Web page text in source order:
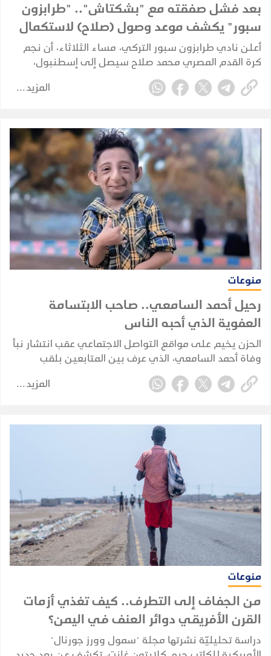
بعد فشل صفقته مع "بشكتاش".. "طرابزون
سبور" يكشف موعد وصول (صلاح) لاستكمال
إجراءات انتقاله
أعلن نادي طرابزون سبور التركي، مساء الثلاثاء، أن نجم
كرة القدم المصري محمد صلاح سيصل إلى إسطنبول،
الأربعاء، لاستكمال إجراءات انتقاله إلى صفوف الفريق، بعد
إعلان بدء مفاوضات التعاقد معه.
المزيد
منوعات
رحيل أحمد السامعي.. صاحب الابتسامة
العفوية الذي أحبه الناس
الحزن يخيم على مواقع التواصل الاجتماعي عقب انتشار نبأ
وفاة أحمد السامعي، الذي عرف بين المتابعين بلقب
"صاحب الابتسامة العفوية" لما اشتهر به من بساطة وروح
مرحة.
المزيد
منوعات
من الجفاف إلى التطرف.. كيف تغذي أزمات
القرن الأفريقي دوائر العنف في اليمن؟
دراسة تحليليّة نشرتها مجلة "سمول وورز جورنال"